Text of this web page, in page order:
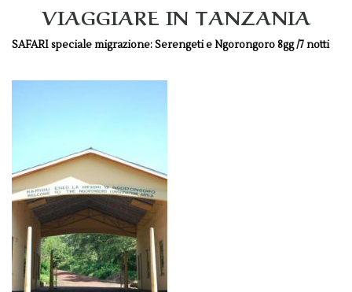
VIAGGIARE IN TANZANIA
SAFARI spe­ciale migrazione: Serengeti e Ngorongoro 8gg /7 notti